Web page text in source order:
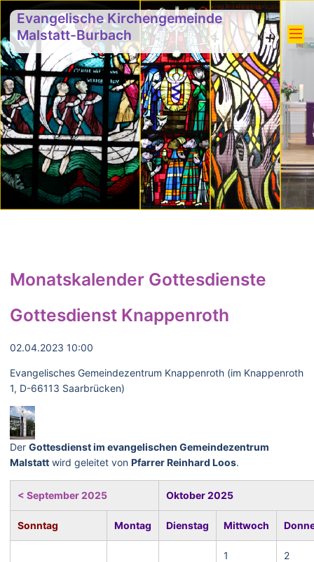
Evangelische Kirchengemeinde
Malstatt-Burbach
Monatskalender Gottesdienste
Gottesdienst Knappenroth
02.04.2023 10:00
Evangelisches Gemeindezentrum Knappenroth (im Knappenroth
1, D-66113 Saarbrücken)
Der Gottesdienst im evangelischen Gemeindezentrum
Malstatt wird geleitet von Pfarrer Reinhard Loos.
< September 2025 Oktober 2025
Sonntag Montag Dienstag Mittwoch
1 2